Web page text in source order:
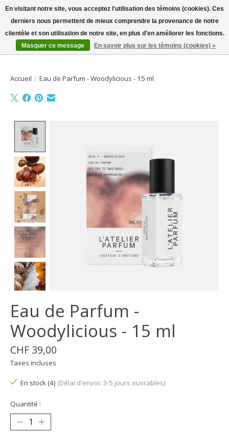
Bienvenue sur la boutique en ligne
Liste dePanier
Accueil / Eau de Parfum - Woodylicious - 15 ml
Eau de Parfum -
Woodylicious - 15 ml
CHF 39,00
Taxes incluses
En stock (4) (Délai d'envoi: 3-5 jours ouvrables)
Quantité :
En visitant notre site, vous acceptez l'utilisation des témoins (cookies). Ces
derniers nous permettent de mieux comprendre la provenance de notre
clientèle et son utilisation de notre site, en plus d'en améliorer les fonctions.
Masquer ce message
En savoir plus sur les témoins (cookies) »